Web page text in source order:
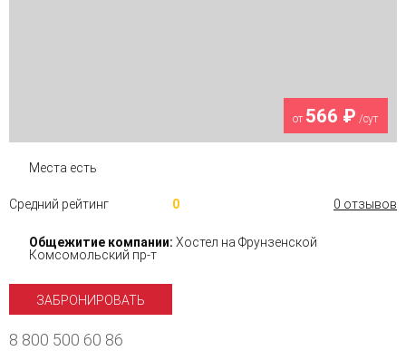
от 566 ₽ /сут
Места есть
Средний рейтинг 0 0 отзывов
Общежитие компании: Хостел на Фрунзенской
Комсомольский пр-т
ЗАБРОНИРОВАТЬ
8 800 500 60 86